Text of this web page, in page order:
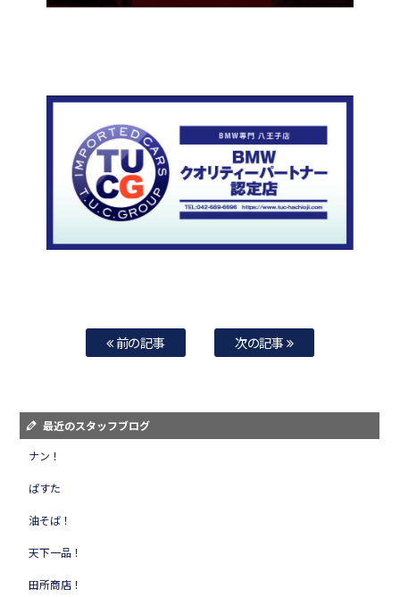
前の記事 次の記事
最近のスタッフブログ
ナン！
ぱすた
油そば！
天下一品！
田所商店！